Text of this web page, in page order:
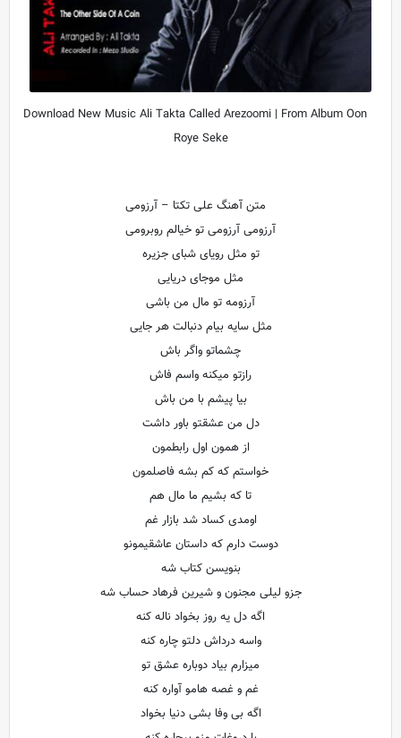
Download New Music Ali Takta Called Arezoomi | From Album Oon
Roye Seke
متن آهنگ علی تکتا – آرزومی
آرزومی آرزومی تو خیالم روبرومی
تو مثل رویای شبای جزیره
مثل موجای دریایی
آرزومه تو مال من باشی
مثل سایه بیام دنبالت هر جایی
چشماتو واگر باش
رازتو میکنه واسم فاش
بیا پیشم با من باش
دل من عشقتو باور داشت
از همون اول رابطمون
خواستم که کم بشه فاصلمون
تا که بشیم ما مال هم
اومدی کساد شد بازار غم
دوست دارم که داستان عاشقیمونو
بنویسن کتاب شه
جزو لیلی مجنون و شیرین فرهاد حساب شه
اگه دل یه روز بخواد ناله کنه
واسه درداش دلتو چاره کنه
میزارم بیاد دوباره عشق تو
غم و غصه هامو آواره کنه
اگه بی وفا بشی دنیا بخواد